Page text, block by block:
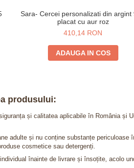
Sara- Cercei personalizati din argint 925
placat cu aur roz
410,14 RON
ADAUGA IN COS
produsului:
și calitatea aplicabile în România și
adulte și nu conține substanțe
cosmetice sau detergenți.
înainte de livrare și însoțite, acolo